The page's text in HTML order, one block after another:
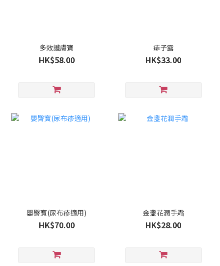
多效護膚寶
HK$58.00
痱子露
HK$33.00
嬰臀寶(尿布疹適用)
HK$70.00
金盞花潤手霜
HK$28.00